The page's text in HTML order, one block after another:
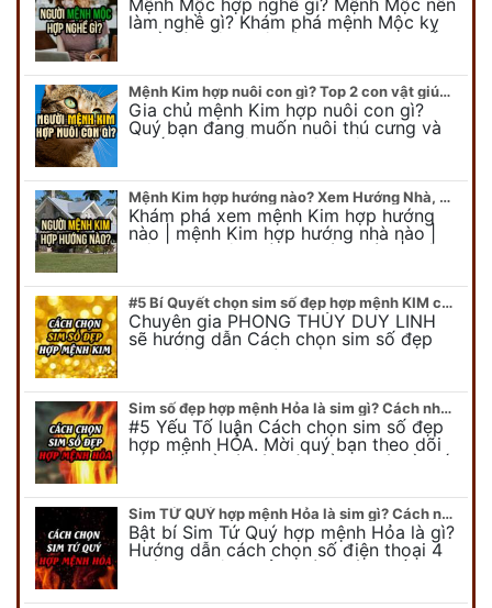
Mệnh Mộc hợp nghề gì? Mệnh Mộc nên
làm nghề gì? Khám phá mệnh Mộc kỵ
nghề gì không nên làm. Xem ngay để
Mệnh Kim hợp nuôi con gì? Top 2 con vật giúp gia chủ Phát tài phát lộc
Gia chủ mệnh Kim hợp nuôi con gì?
Quý bạn đang muốn nuôi thú cưng và
muốn chọn một con vật nuôi hợp
Duy…
Mệnh Kim hợp hướng nào? Xem Hướng Nhà, Phòng ngủ, Làm việc hợp mệnh Kim
Khám phá xem mệnh Kim hợp hướng
nào | mệnh Kim hợp hướng nhà nào |
mệnh Kim kê giường hướng nào | mệnh
#5 Bí Quyết chọn sim số đẹp hợp mệnh KIM chuẩn xác nhất
Chuyên gia PHONG THỦY DUY LINH
sẽ hướng dẫn Cách chọn sim số đẹp
hợp mệnh KIM. Mời quý bạn theo dõi
Sim số đẹp hợp mệnh Hỏa là sim gì? Cách nhận biết sim đẹp hợp mệnh Hỏa
#5 Yếu Tố luận Cách chọn sim số đẹp
hợp mệnh HỎA. Mời quý bạn theo dõi
bài viết để có cái nhìn tổng quát về số
Sim TỨ QUÝ hợp mệnh Hỏa là sim gì? Cách nhận biết sim tứ quý hợp mệnh Hỏa
Bật bí Sim Tứ Quý hợp mệnh Hỏa là gì?
Hướng dẫn cách chọn số điện thoại 4
quý hợp mệnh Hỏa chính xác nhất.